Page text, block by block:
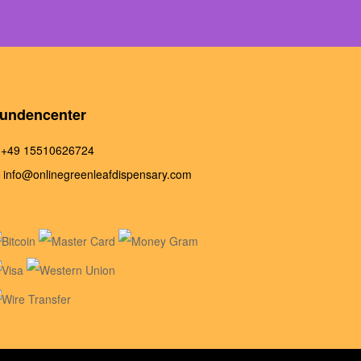
+49 15510626724
info@onlinegreenleafdispensary.com